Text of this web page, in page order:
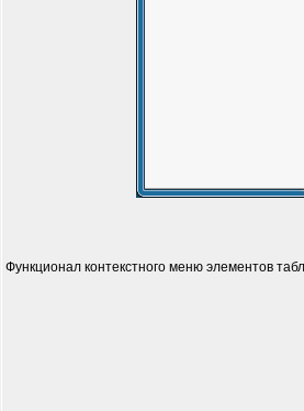
Функционал контекстного меню элементов